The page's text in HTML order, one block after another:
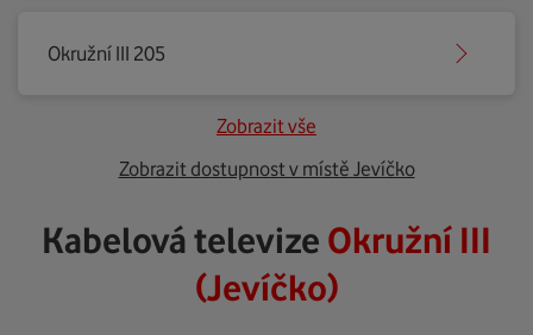
Okružní III 205
Zobrazit vše
Zobrazit dostupnost v místě Jevíčko
Kabelová televize Okružní III
(Jevíčko)